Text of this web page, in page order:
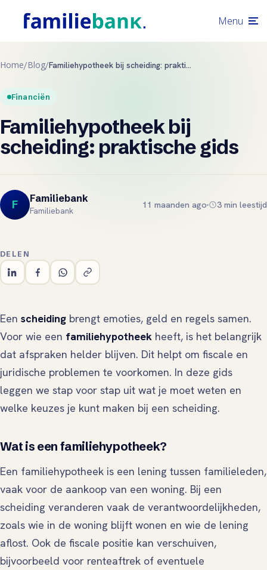
Menu
Home/Blog/ Familiehypotheek bij scheiding: praktische gids
Financiën
Familiehypotheek bij
scheiding: praktische gids
F
Familiebank
Familiebank
11 maanden ago 3 min leestijd
Een scheiding brengt emoties, geld en regels samen.
Voor wie een familiehypotheek heeft, is het belangrijk
dat afspraken helder blijven. Dit helpt om fiscale en
juridische problemen te voorkomen. In deze gids
leggen we stap voor stap uit wat je moet weten en
welke keuzes je kunt maken bij een scheiding.
Wat is een familiehypotheek?
Een familiehypotheek is een lening tussen familieleden,
vaak voor de aankoop van een woning. Bij een
scheiding veranderen vaak de verantwoordelijkheden,
zoals wie in de woning blijft wonen en wie de lening
aflost. Ook de fiscale positie kan verschuiven,
bijvoorbeeld voor renteaftrek of eventuele
DELEN